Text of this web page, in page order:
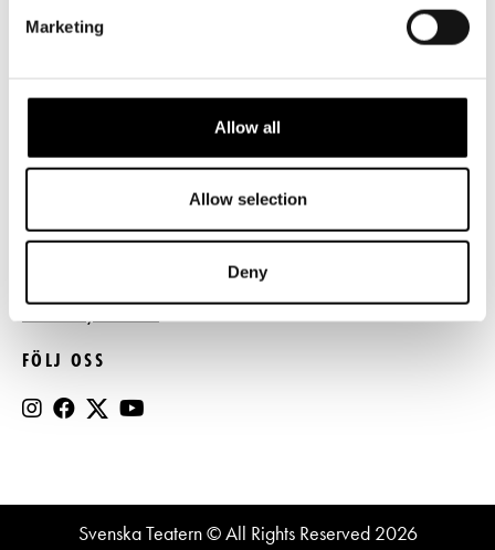
Marketing
Allow all
Allow selection
Deny
Press
Register- och dataskyddsbeskrivning
FÖLJ OSS
Svenska Teatern © All Rights Reserved 2026